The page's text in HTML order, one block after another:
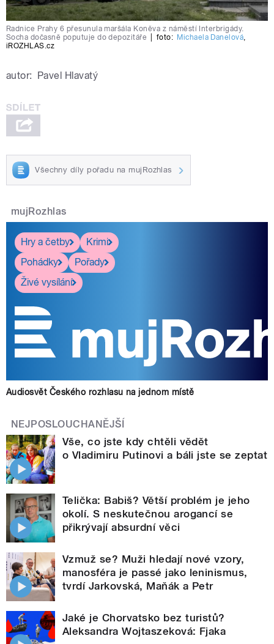
Radnice Prahy 6 přesunula maršála Koněva z náměstí Interbrigády.
Socha dočasně poputuje do depozitáře
foto: Michaela Danelová,
iROZHLAS.cz
autor: Pavel Hlavatý
Všechny díly pořadu na mujRozhlas
mujRozhlas
Hry a četby
Krimi
Pohádky
Pořady
Živé vysílání
Audiosvět Českého rozhlasu na jednom místě
NEJPOSLOUCHANĚJŠÍ
Vše, co jste kdy chtěli vědět
o Vladimiru Putinovi a báli jste se zeptat
Telička: Babiš? Větší problém je jeho
okolí. S neskutečnou arogancí se
přikrývají absurdní věci
Vzmuž se? Muži hledají nové vzory,
manosféra je passé jako leninismus,
tvrdí Jarkovská, Maňák a Petr
Jaké je Chorvatsko bez turistů?
Aleksandra Wojtaszeková: Fjaka